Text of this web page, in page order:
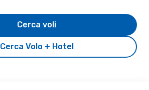
Cerca Volo + Hotel
Cerca voli